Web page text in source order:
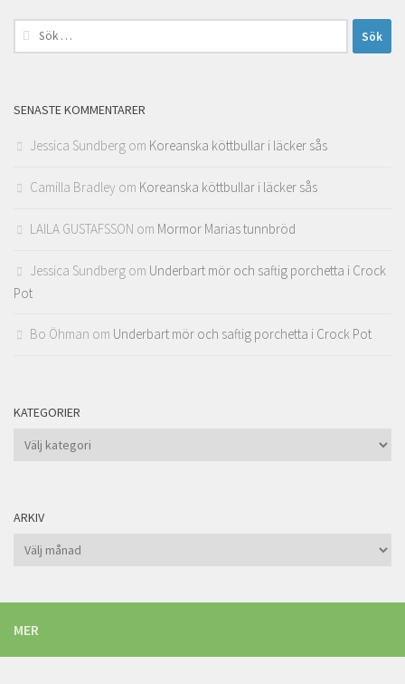
Sök
efter:
SENASTE KOMMENTARER
Jessica Sundberg om Koreanska köttbullar i läcker sås
Camilla Bradley om Koreanska köttbullar i läcker sås
LAILA GUSTAFSSON om Mormor Marias tunnbröd
Jessica Sundberg om Underbart mör och saftig porchetta i Crock
Pot
Bo Öhman om Underbart mör och saftig porchetta i Crock Pot
KATEGORIER
Kategorier
ARKIV
Arkiv
MER